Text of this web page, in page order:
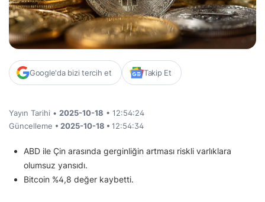
Google'da bizi tercih et Takip Et
Yayın Tarihi • 2025-10-18 • 12:54:24
Güncelleme • 2025-10-18 • 12:54:34
ABD ile Çin arasında gerginliğin artması riskli varlıklara
olumsuz yansıdı.
Bitcoin %4,8 değer kaybetti.